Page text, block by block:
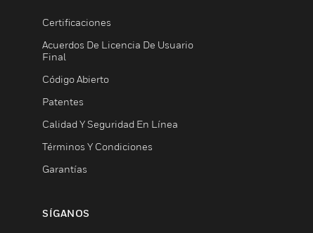
Certificaciones
Acuerdos De Licencia De Usuario
Final
Código Abierto
Patentes
Calidad Y Seguridad En Línea
Términos Y Condiciones
Garantías
SÍGANOS